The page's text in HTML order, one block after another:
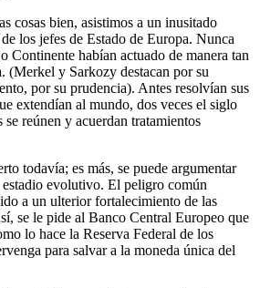
cosas bien, asistimos a un inusitado
los jefes de Estado de Europa. Nunca
Continente habían actuado de manera tan
(Merkel y Sarkozy destacan por su
por su prudencia). Antes resolvían sus
extendían al mundo, dos veces el siglo
reúnen y acuerdan tratamientos
todavía; es más, se puede argumentar
evolutivo. El peligro común
a un ulterior fortalecimiento de las
se le pide al Banco Central Europeo que
lo hace la Reserva Federal de los
para salvar a la moneda única del